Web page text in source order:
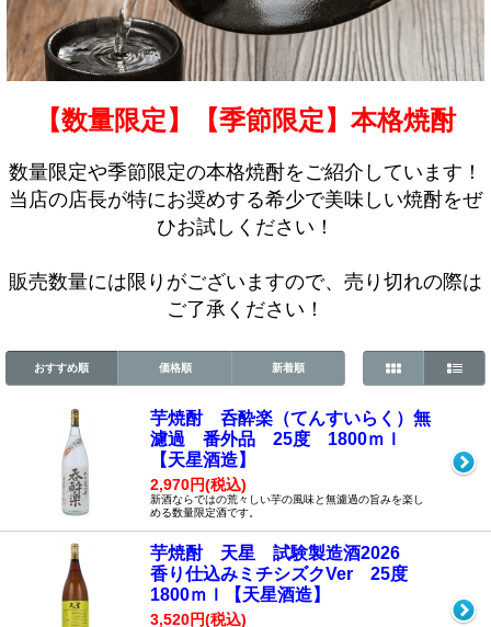
【数量限定】【季節限定】本格焼酎
数量限定や季節限定の本格焼酎をご紹介しています！
当店の店長が特にお奨めする希少で美味しい焼酎をぜ
ひお試しください！
販売数量には限りがございますので、売り切れの際は
ご了承ください！
おすすめ順 価格順 新着順
芋焼酎 呑酔楽（てんすいらく）無
濾過 番外品 25度 1800ｍｌ
【天星酒造】
2,970円(税込)
新酒ならではの荒々しい芋の風味と無濾過の旨みを楽し
める数量限定酒です。
芋焼酎 天星 試験製造酒2026
香り仕込みミチシズクVer 25度
1800ｍｌ【天星酒造】
3,520円(税込)